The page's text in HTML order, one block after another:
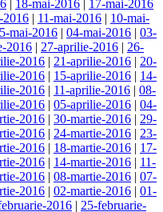
| 18-mai-2016 | 17-mai-2016
2016 | 11-mai-2016 | 10-mai-
mai-2016 | 04-mai-2016 | 03-
2016 | 27-aprilie-2016 | 26-
2016 | 21-aprilie-2016 | 20-
2016 | 15-aprilie-2016 | 14-
2016 | 11-aprilie-2016 | 08-
2016 | 05-aprilie-2016 | 04-
2016 | 30-martie-2016 | 29-
2016 | 24-martie-2016 | 23-
2016 | 18-martie-2016 | 17-
2016 | 14-martie-2016 | 11-
2016 | 08-martie-2016 | 07-
2016 | 02-martie-2016 | 01-
2016 | 25-februarie-